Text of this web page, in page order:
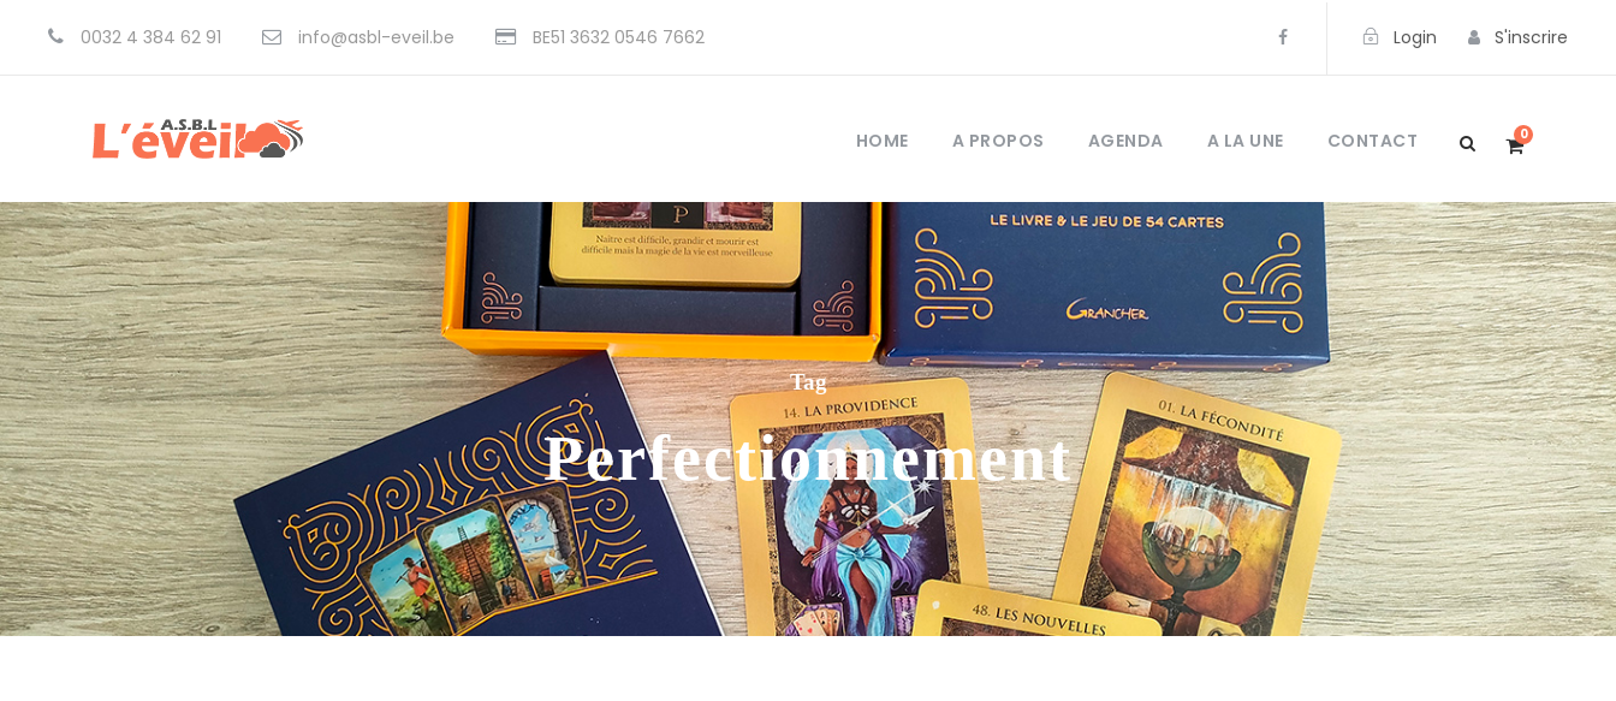
0032 4 384 62 91 info@asbl-eveil.be BE51 3632 0546 7662 Login S'inscrire
HOME A PROPOS AGENDA A LA UNE CONTACT 0
Tag
Perfectionnement